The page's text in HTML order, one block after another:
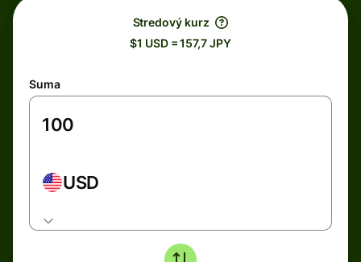
Stredový kurz
$1 USD = 157,7 JPY
Suma
USD